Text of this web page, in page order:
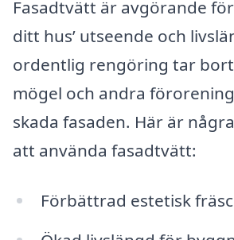
Fasadtvätt är avgörande
ditt hus’ utseende och
ordentlig rengöring tar bort
mögel och andra
skada fasaden. Här är
att använda fasadtvätt:
Förbättrad estetisk